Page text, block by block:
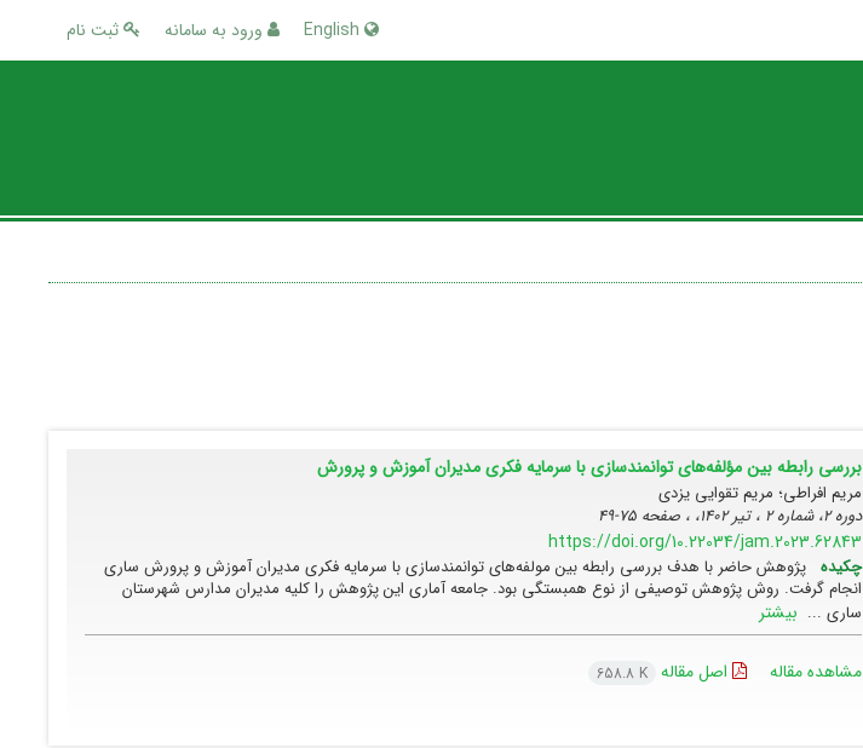
ثبت نام ورود به سامانه
بررسی رابطه بین مؤلفه‌های توانمندسازی با سرمایه فکری مدیران آموزش و پرورش
مریم افراطی؛ مریم تقوایی یزدی
دوره 2، شماره 2 ، تیر 1402، ، صفحه
75-49
https://doi.org/10.22034/jam.2023.62843
چکیده پژوهش حاضر با هدف بررسی رابطه بین مولفه‌های توانمندسازی با سرمایه فکری مدیران آموزش و پرورش ساری
انجام گرفت. روش پژوهش توصیفی از نوع همبستگی بود. جامعه آماری این پژوهش را کلیه مدیران مدارس شهرستان
ساری ... بیشتر
مشاهده مقاله اصل مقاله 658.8 K